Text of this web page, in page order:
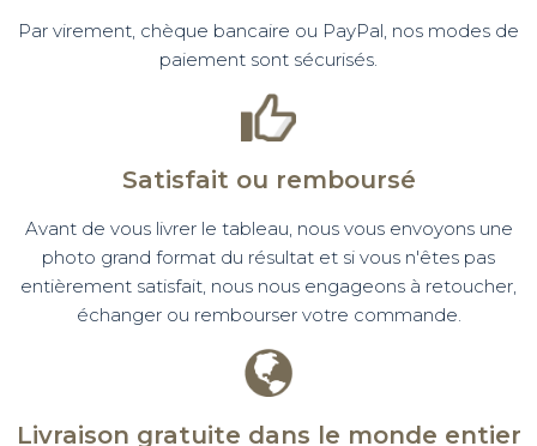
Par virement, chèque bancaire ou PayPal, nos modes de
paiement sont sécurisés.
Satisfait ou remboursé
Avant de vous livrer le tableau, nous vous envoyons une
photo grand format du résultat et si vous n'êtes pas
entièrement satisfait, nous nous engageons à retoucher,
échanger ou rembourser votre commande.
Livraison gratuite dans le monde entier